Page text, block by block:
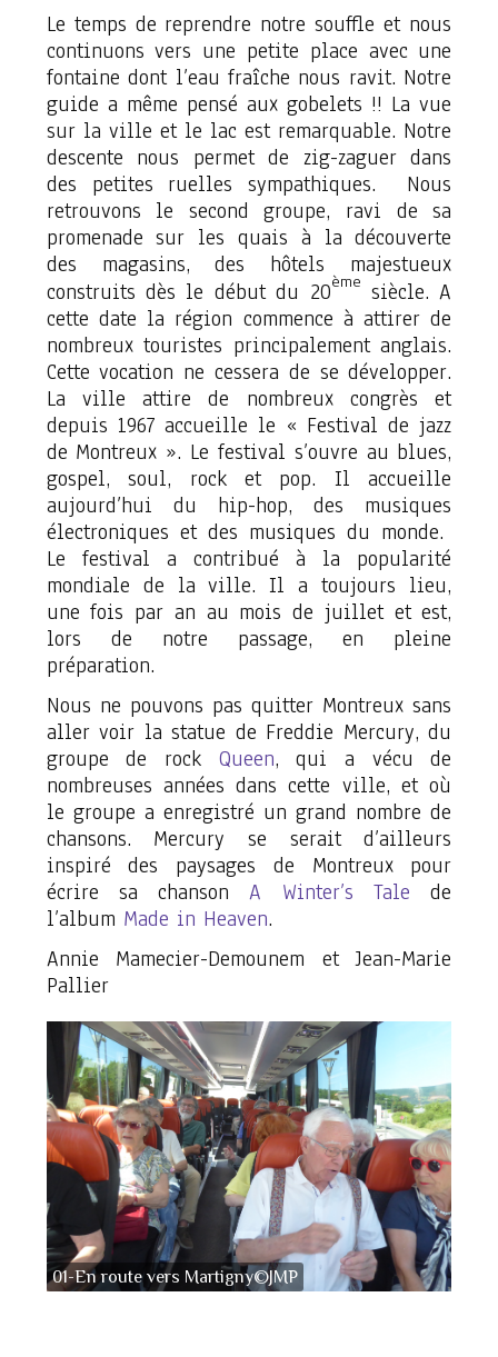
Le temps de reprendre notre souffle et nous
continuons vers une petite place avec une
fontaine dont l’eau fraîche nous ravit. Notre
guide a même pensé aux gobelets !! La vue
sur la ville et le lac est remarquable. Notre
descente nous permet de zig-zaguer dans
des petites ruelles sympathiques. Nous
retrouvons le second groupe, ravi de sa
promenade sur les quais à la découverte
des magasins, des hôtels majestueux
construits dès le début du 20ème siècle. A
cette date la région commence à attirer de
nombreux touristes principalement anglais.
Cette vocation ne cessera de se développer.
La ville attire de nombreux congrès et
depuis 1967 accueille le « Festival de jazz
de Montreux ». Le festival s’ouvre au blues,
gospel, soul, rock et pop. Il accueille
aujourd’hui du hip-hop, des musiques
électroniques et des musiques du monde.
Le festival a contribué à la popularité
mondiale de la ville. Il a toujours lieu,
une fois par an au mois de juillet et est,
lors de notre passage, en pleine
préparation.
Nous ne pouvons pas quitter Montreux sans
aller voir la statue de Freddie Mercury, du
groupe de rock Queen, qui a vécu de
nombreuses années dans cette ville, et où
le groupe a enregistré un grand nombre de
chansons. Mercury se serait d’ailleurs
inspiré des paysages de Montreux pour
écrire sa chansonA Winter’s Tale de
l’album Made in Heaven.
Annie Mamecier-Demounem et Jean-Marie
Pallier
01-En route vers Martigny©JMP